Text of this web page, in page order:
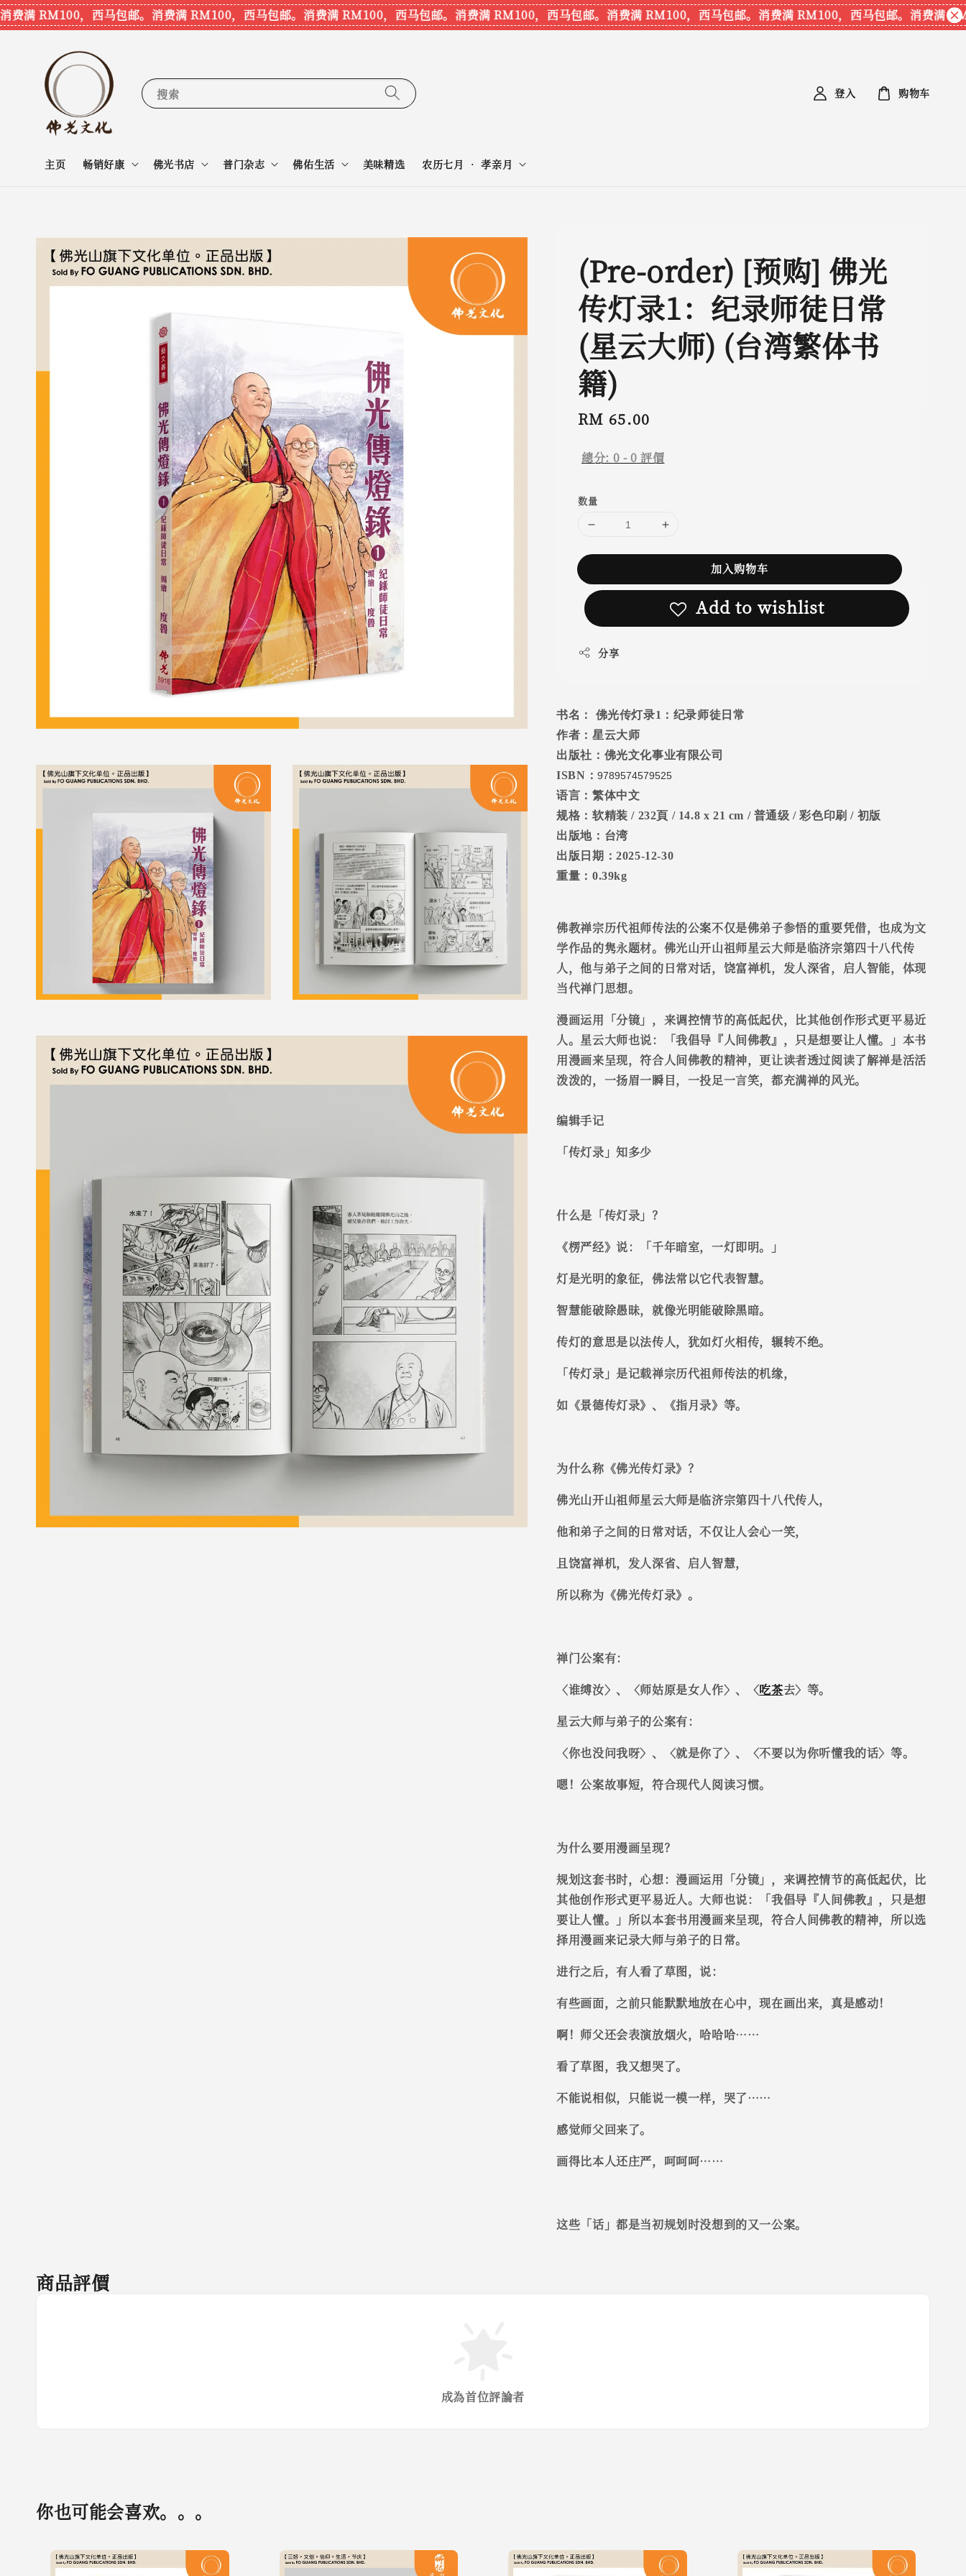
RM100，西马包邮。消费满 RM100，西马包邮。消费满 RM100，西马包邮。消费满 RM100，西马包邮。消费满 RM100，西马包邮。消费满 RM100，西马包邮。消费满
搜索
主页 畅销好康 佛光书店 普门杂志 佛佑生活 美味精选 农历七月 • 孝亲月
登入 购物车
(Pre-order) [预购] 佛光
传灯录1：纪录师徒日常
(星云大师) (台湾繁体书
籍)
Regular
RM 65.00
總分: 0 -0 評價
数量
加入购物车
Add to wishlist
分享
书名： 佛光传灯录1：纪录师徒日常
作者：星云大师
出版社： 佛光文化事业有限公司
ISBN ：9789574579525
语言：繁体中文
规格：软精装 / 232頁 / 14.8 x 21 cm / 普通级 /彩色印刷 / 初版
出版地：台湾
出版日期：2025-12-30
重量： 0.39kg
佛教禅宗历代祖师传法的公案不仅是佛弟子参悟的重要凭借，也成为文
学作品的隽永题材。佛光山开山祖师星云大师是临济宗第四十八代传
人，他与弟子之间的日常对话，饶富禅机，发人深省，启人智能，体现
当代禅门思想。
漫画运用「分镜」，来调控情节的高低起伏，比其他创作形式更平易近
人。星云大师也说：「我倡导『人间佛教』，只是想要让人懂。」本书
用漫画来呈现，符合人间佛教的精神，更让读者透过阅读了解禅是活活
泼泼的，一扬眉一瞬目，一投足一言笑，都充满禅的风光。
编辑手记
「传灯录」知多少
什么是「传灯录」？
《楞严经》说：「千年暗室，一灯即明。」
灯是光明的象征，佛法常以它代表智慧。
智慧能破除愚昧，就像光明能破除黑暗。
传灯的意思是以法传人，犹如灯火相传，辗转不绝。
「传灯录」是记载禅宗历代祖师传法的机缘，
如《景德传灯录》、《指月录》等。
为什么称《佛光传灯录》？
佛光山开山祖师星云大师是临济宗第四十八代传人，
他和弟子之间的日常对话，不仅让人会心一笑，
且饶富禅机，发人深省、启人智慧，
所以称为《佛光传灯录》。
禅门公案有：
〈谁缚汝〉、〈师姑原是女人作〉、〈吃茶去〉等。
星云大师与弟子的公案有：
〈你也没问我呀〉、〈就是你了〉、〈不要以为你听懂我的话〉等。
嗯！公案故事短，符合现代人阅读习惯。
为什么要用漫画呈现？
规划这套书时，心想：漫画运用「分镜」，来调控情节的高低起伏，比
其他创作形式更平易近人。大师也说：「我倡导『人间佛教』，只是想
要让人懂。」所以本套书用漫画来呈现，符合人间佛教的精神，所以选
择用漫画来记录大师与弟子的日常。
进行之后，有人看了草图，说：
有些画面，之前只能默默地放在心中，现在画出来，真是感动！
啊！师父还会表演放烟火，哈哈哈……
看了草图，我又想哭了。
不能说相似，只能说一模一样，哭了……
感觉师父回来了。
画得比本人还庄严，呵呵呵……
这些「话」都是当初规划时没想到的又一公案。
商品評價
成為首位評論者
你也可能会喜欢。。。